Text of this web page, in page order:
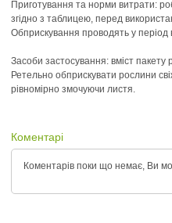
Приготування та норми витрати:
згідно з таблицею, перед
Обприскування проводять у період
Засоби застосування: вміст пакету
Ретельно обприскувати рослини
рівномірно змочуючи листя.
Коментарі
Коментарів поки що немає, Ви